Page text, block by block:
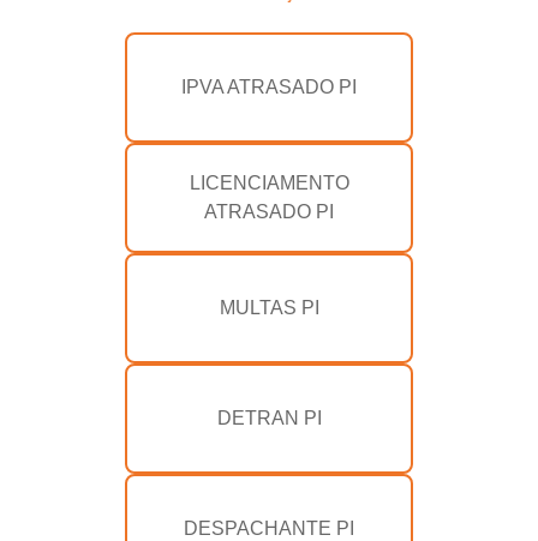
IPVA ATRASADO PI
LICENCIAMENTO
ATRASADO PI
MULTAS PI
DETRAN PI
DESPACHANTE PI